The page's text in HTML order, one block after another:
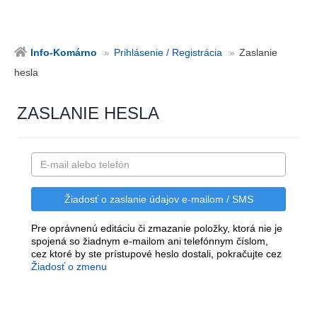
Info-Komárno Prihlásenie / Registrácia
Zaslanie
hesla
ZASLANIE HESLA
Pre oprávnenú editáciu či zmazanie položky, ktorá nie je
spojená so žiadnym e-mailom ani telefónnym číslom,
cez ktoré by ste prístupové heslo dostali, pokračujte cez
Žiadosť o zmenu